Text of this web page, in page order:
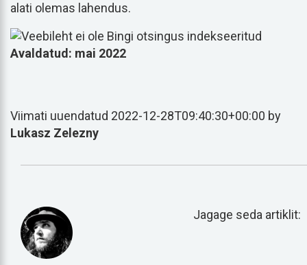
alati olemas lahendus.
Avaldatud: mai 2022
Viimati uuendatud 2022-12-28T09:40:30+00:00 by
Lukasz Zelezny
Jagage seda artiklit: